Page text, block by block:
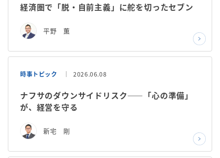
経済圏で「脱・自前主義」に舵を切ったセブン
平野 薫
時事トピック 2026.06.08
ナフサのダウンサイドリスク——「心の準備」
が、経営を守る
新宅 剛